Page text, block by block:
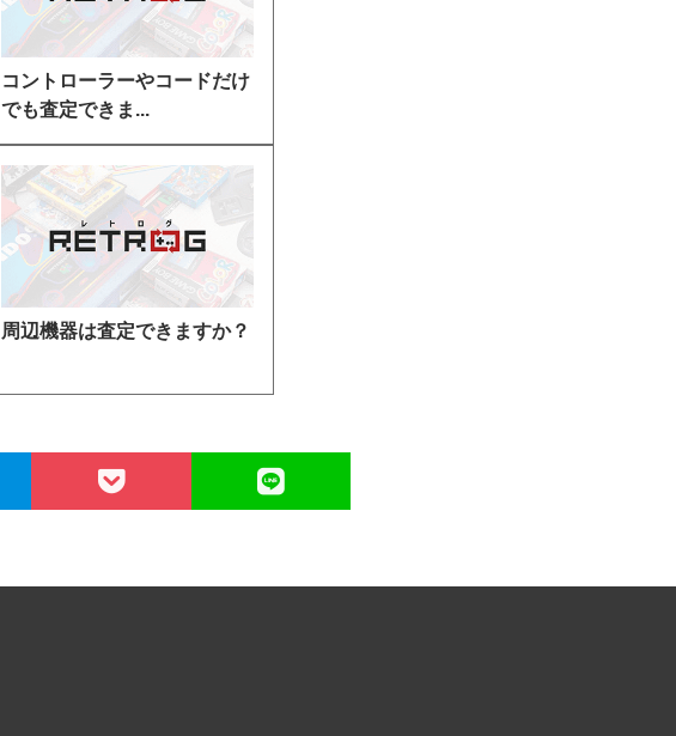
コントローラーやコードだけ
でも査定できま...
周辺機器は査定できますか？